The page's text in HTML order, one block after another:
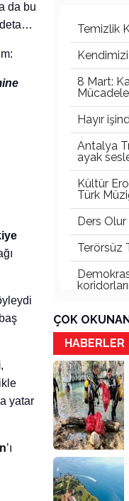
da bu
,
yatar
’ı
Temizlik
8 Mart:
Hayır
Antalya
ayak
Kültür
Türk
Ders
Terörsüz
Turizmde
tartışılmalı
MB
Erdoğan
Bahçeli
Artık
ÇOK OKUNAN
HABERLER